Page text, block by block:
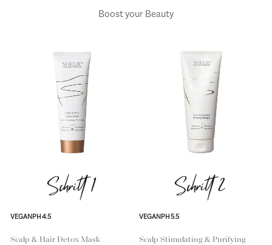
Boost your Beauty
Schritt 1
VEGANPH 4.5
Scalp & Hair Detox Mask
Schritt 2
VEGANPH 5.5
Scalp Stimulating & Purifying